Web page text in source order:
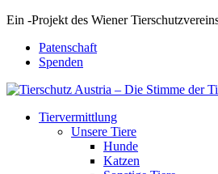
Ein -Projekt des Wiener
Patenschaft
Spenden
Tiervermittlung
Unsere Tiere
Hunde
Katzen